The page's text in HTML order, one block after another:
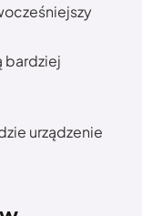
bardziej
urządzenie